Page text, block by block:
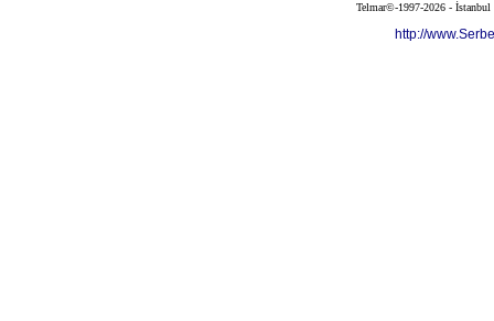
Telmar©-1997-2026 -
http://